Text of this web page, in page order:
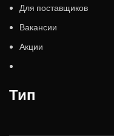
Для поставщиков
Вакансии
Акции
Тип